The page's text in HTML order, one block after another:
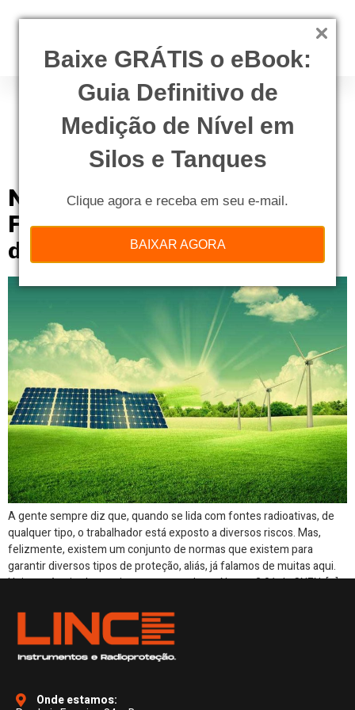
Baixe GRÁTIS o eBook:
Guia Definitivo de
Medição de Nível em
Silos e Tanques
Clique agora e receba em seu e-mail.
BAIXAR AGORA
Tag:Proteção Física de
Unidades Operacionais
da Área Nuclear
Norma 2.01 da CNEN – Proteção
Física de Unidades Operacionais
da Área Nuclear
A gente sempre diz que, quando se lida com fontes radioativas, de
qualquer tipo, o trabalhador está exposto a diversos riscos. Mas,
felizmente, existem um conjunto de normas que existem para
garantir diversos tipos de proteção, aliás, já falamos de muitas aqui.
Hoje você vai saber mais um pouco sobre a Norma 2.01 da CNEN. […]
Onde estamos: